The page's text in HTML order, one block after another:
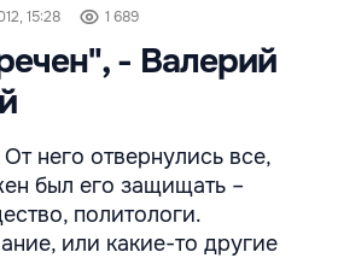
15:28 1 689
- Валерий
него отвернулись все,
был его защищать –
политологи.
или какие-то другие